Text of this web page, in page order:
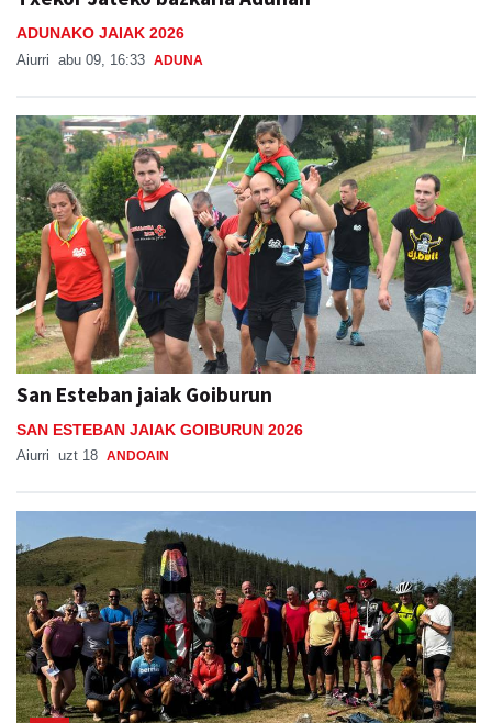
ADUNAKO JAIAK 2026
Aiurri abu 09, 16:33 ADUNA
San Esteban jaiak Goiburun
SAN ESTEBAN JAIAK GOIBURUN 2026
Aiurri uzt 18 ANDOAIN